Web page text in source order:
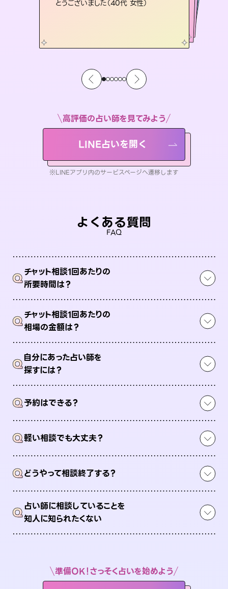
とうございました（40代 女性）
高評価の占い師を見てみよう
LINE占いを開く
※LINEアプリ内のサービスページへ遷移します
よくある質問
FAQ
Qチャット相談1回あたりの
所要時間は？
Qチャット相談1回あたりの
相場の金額は？
Q自分にあった占い師を
探すには？
Q予約はできる？
Q軽い相談でも大丈夫？
Qどうやって相談終了する？
Q占い師に相談していることを
知人に知られたくない
準備OK！さっそく占いを始めよう